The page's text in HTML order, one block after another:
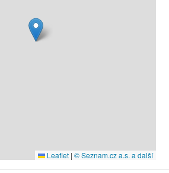
Leaflet | © Seznam.cz a.s. a další